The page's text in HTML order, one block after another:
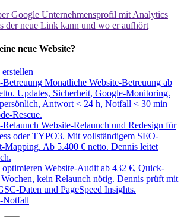
Google Unternehmensprofil mit Analytics
der neue Link kann und wo er aufhört
neue Website?
Betreuung Monatliche Website-Betreuung ab
Updates, Sicherheit, Google-Monitoring.
Antwort < 24 h, Notfall < 30 min
Rescue.
Relaunch Website-Relaunch und Redesign für
oder TYPO3. Mit vollständigem SEO-
Mapping. Ab 5.400 € netto. Dennis leitet
optimieren Website-Audit ab 432 €, Quick-
kein Relaunch nötig. Dennis prüft mit
Daten und PageSpeed Insights.
Notfall